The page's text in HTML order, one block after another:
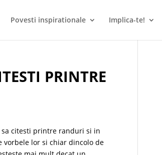
Povesti inspirationale Implica-te!
PRINTRE
citesti printre randuri si in
vorbele lor si chiar dincolo de